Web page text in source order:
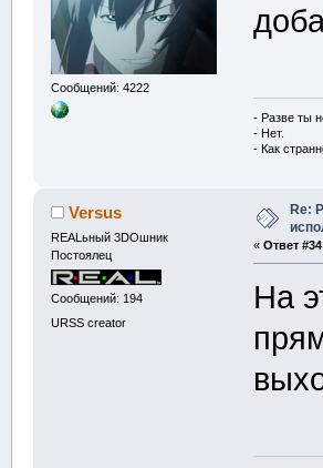
Сообщений: 4222
- Разве ты
- Нет.
- Как
Versus
REALьный 3DOшник
Постоялец
Сообщений: 194
URSS creator
Re:
«Ответ
На